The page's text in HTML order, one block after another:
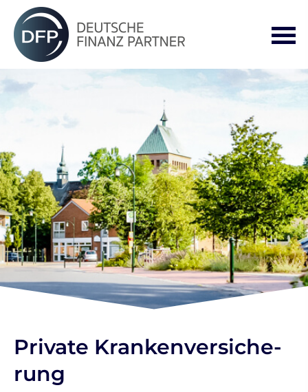
Private Kranken­ver­si­che­
rung